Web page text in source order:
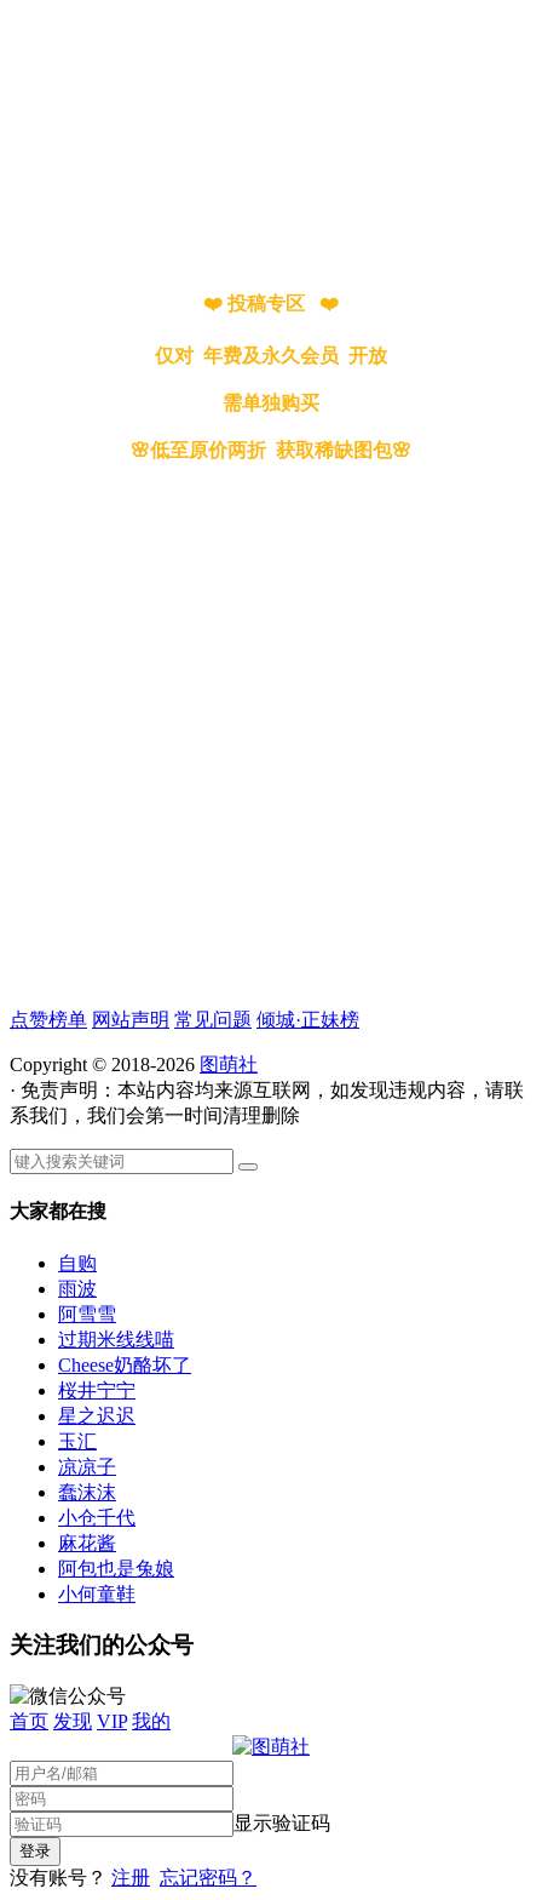
❤️ 投稿专区 ❤️
仅对 年费及永久会员 开放
需单独购买
🌸低至原价两折 获取稀缺图包🌸
点赞榜单 网站声明 常见问题 倾城·正妹榜
Copyright © 2018-2026 图萌社
· 免责声明：本站内容均来源互联网，如发现违规内容，请联
系我们，我们会第一时间清理删除
大家都在搜
自购
雨波
阿雪雪
过期米线线喵
Cheese奶酪坏了
桜井宁宁
星之迟迟
玉汇
凉凉子
蠢沫沫
小仓千代
麻花酱
阿包也是兔娘
小何童鞋
关注我们的公众号
首页 发现 VIP 我的
显示验证码
没有账号？ 注册 忘记密码？